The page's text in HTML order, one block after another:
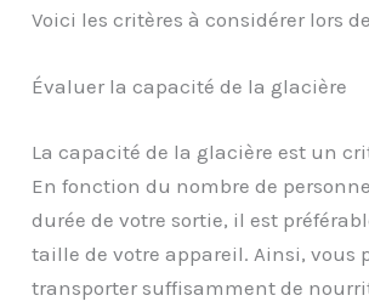
Voici les critères à considérer lors
Évaluer la capacité de la glacière
La capacité de la glacière est un
En fonction du nombre de
durée de votre sortie, il est
taille de votre appareil. Ainsi, vous
transporter suffisamment de